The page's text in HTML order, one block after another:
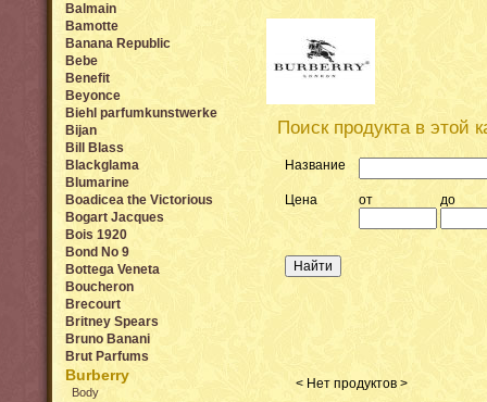
Поиск продукта в этой
Название
Цена от до
< Нет продуктов >
Balmain
Bamotte
Banana Republic
Bebe
Benefit
Beyonce
Biehl parfumkunstwerke
Bijan
Bill Blass
Blackglama
Blumarine
Boadicea the Victorious
Bogart Jacques
Bois 1920
Bond No 9
Bottega Veneta
Boucheron
Brecourt
Britney Spears
Bruno Banani
Brut Parfums
Burberry
Body